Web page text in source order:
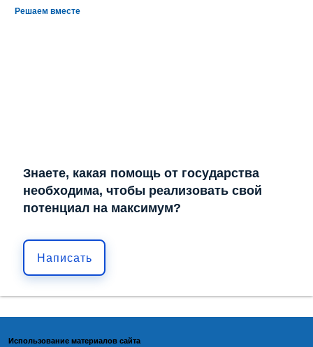
Решаем вместе
Знаете, какая помощь от государства
необходима, чтобы реализовать свой
потенциал на максимум?
Написать
Использование материалов сайта